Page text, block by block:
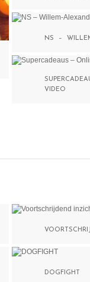
NS –
VIDEO
DOGFIGHT